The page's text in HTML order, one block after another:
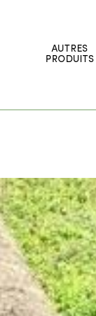
AUTRES
PRODUITS